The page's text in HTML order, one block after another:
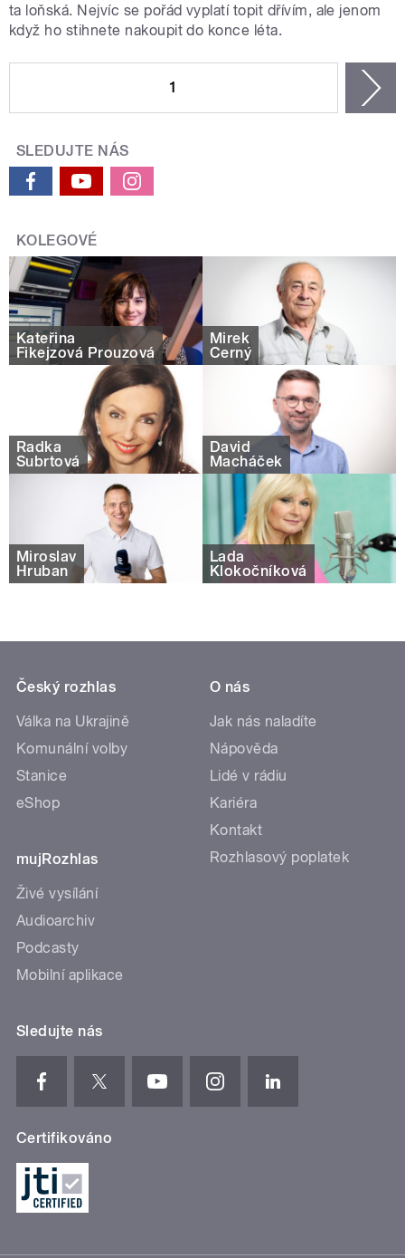
ta loňská. Nejvíc se pořád vyplatí topit dřívím, ale jenom
když ho stihnete nakoupit do konce léta.
1
SLEDUJTE NÁS
KOLEGOVÉ
Kateřina
Fikejzová Prouzová
Mirek
Černý
Radka
Šubrtová
David
Macháček
Miroslav
Hruban
Lada
Klokočníková
Český rozhlas
Válka na Ukrajině
Komunální volby
Stanice
eShop
mujRozhlas
Živé vysílání
Audioarchiv
Podcasty
Mobilní aplikace
O nás
Jak nás naladíte
Nápověda
Lidé v rádiu
Kariéra
Kontakt
Rozhlasový poplatek
Sledujte nás
Certifikováno